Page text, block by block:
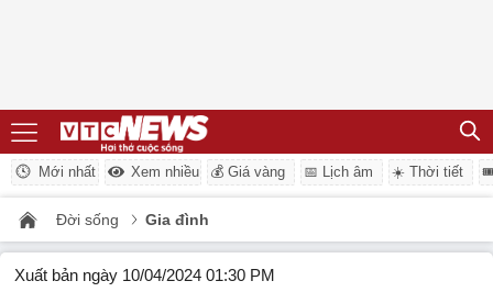
Mới nhất Xem nhiều 💰 Giá vàng 📅 Lịch âm ☀️ Thời tiết
Đời sống Gia đình
Xuất bản ngày 10/04/2024 01:30 PM